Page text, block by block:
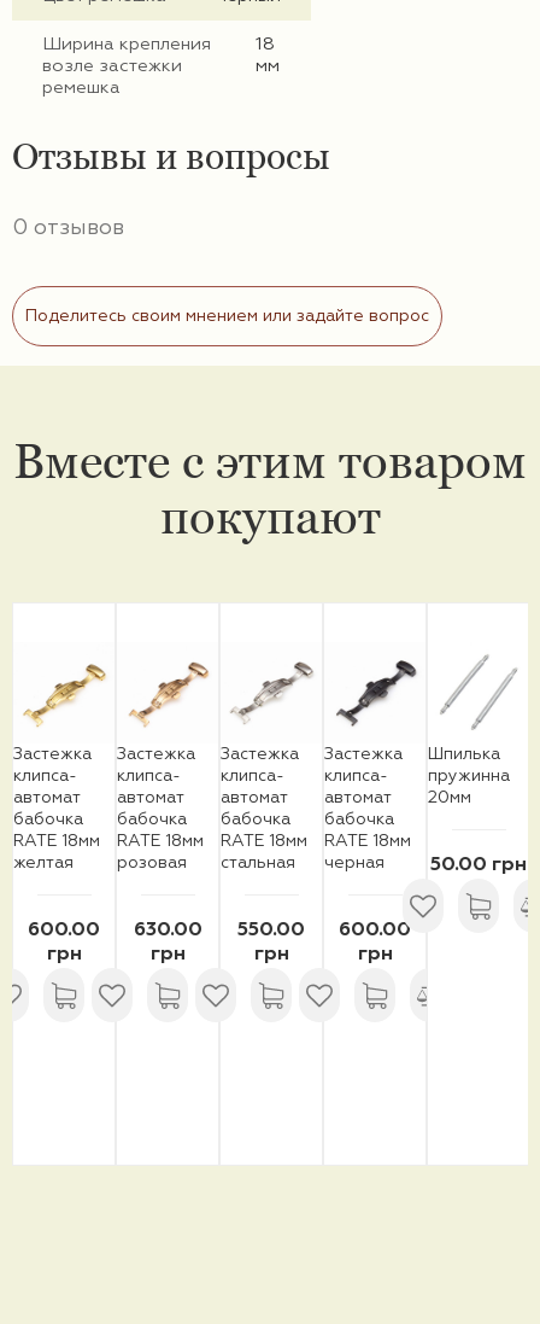
Ширина крепления
возле застежки
ремешка
18
мм
Отзывы и вопросы
0 отзывов
Поделитесь своим мнением или задайте вопрос
Вместе с этим товаром
покупают
Застежка
клипса-
автомат
бабочка
RATE 18мм
желтая
600.00
грн
Застежка
клипса-
автомат
бабочка
RATE 18мм
розовая
630.00
грн
Застежка
клипса-
автомат
бабочка
RATE 18мм
стальная
550.00
грн
Застежка
клипса-
автомат
бабочка
RATE 18мм
черная
600.00
грн
Шпилька
пружинна
20мм
50.00 грн